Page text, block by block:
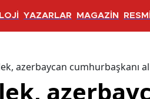
YAZARLAR MAGAZİN
azerbaycan cumhurbaşkanı